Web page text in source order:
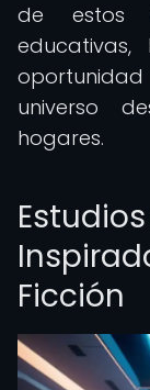
de estos
universo
hogares.
Ficción